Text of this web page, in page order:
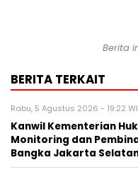
Berita
BERITA TERKAIT
Rabu, 5 Agustus 2026 - 19:22
Kanwil Kementerian
Monitoring dan
Bangka Jakarta